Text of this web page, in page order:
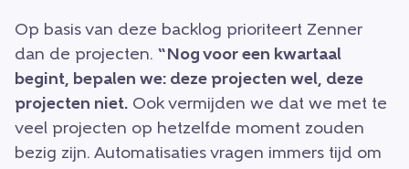
Op basis van deze backlog prioriteert Zenner
dan de projecten. “Nog voor een kwartaal
begint, bepalen we: deze projecten wel, deze
projecten niet. Ook vermijden we dat we met te
veel projecten op hetzelfde moment zouden
bezig zijn. Automatisaties vragen immers tijd om